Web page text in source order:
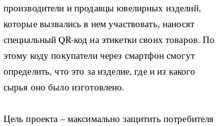
производители и продавцы ювелирных изделий,
которые вызвались в нем участвовать, наносят
специальный QR-код на этикетки своих товаров. По
этому коду покупатели через смартфон смогут
определить, что это за изделие, где и из какого
сырья оно было изготовлено.
Цель проекта – максимально защитить потребителя